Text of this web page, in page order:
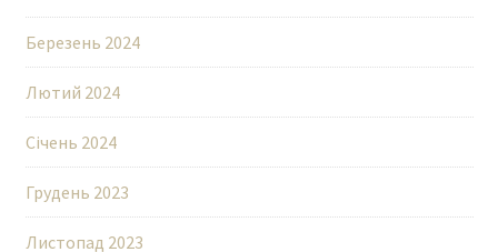
Березень 2024
Лютий 2024
Січень 2024
Грудень 2023
Листопад 2023